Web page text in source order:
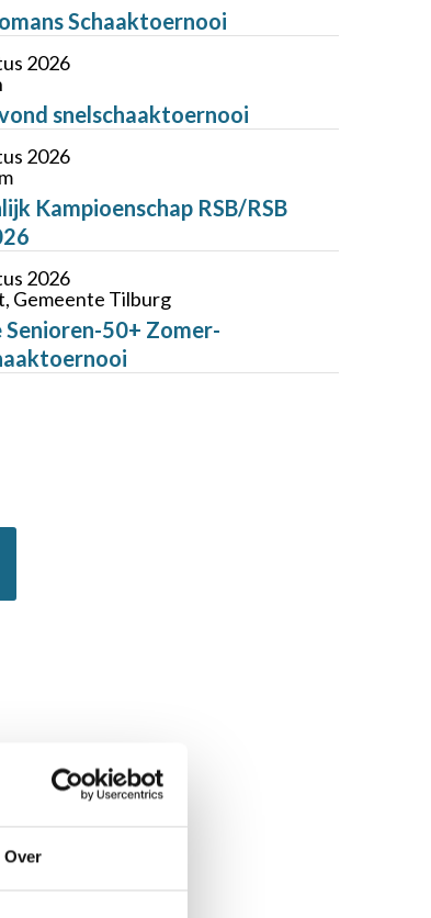
Over
Schaaktoernooi
2026
snelschaaktoernooi
2026
Kampioenschap RSB/RSB
2026
Gemeente Tilburg
Senioren-50+ Zomer-